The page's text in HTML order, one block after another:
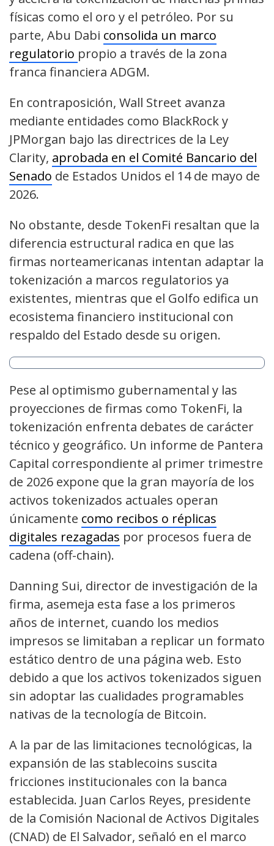
físicas como el oro y el petróleo. Por su
parte, Abu Dabi consolida un marco
regulatorio propio a través de la zona
franca financiera ADGM.
En contraposición, Wall Street avanza
mediante entidades como BlackRock y
JPMorgan bajo las directrices de la Ley
Clarity, aprobada en el Comité Bancario del
Senado de Estados Unidos el 14 de mayo de
2026.
No obstante, desde TokenFi resaltan que la
diferencia estructural radica en que las
firmas norteamericanas intentan adaptar la
tokenización a marcos regulatorios ya
existentes, mientras que el Golfo edifica un
ecosistema financiero institucional con
respaldo del Estado desde su origen.
Pese al optimismo gubernamental y las
proyecciones de firmas como TokenFi, la
tokenización enfrenta debates de carácter
técnico y geográfico. Un informe de Pantera
Capital correspondiente al primer trimestre
de 2026 expone que la gran mayoría de los
activos tokenizados actuales operan
únicamente como recibos o réplicas
digitales rezagadas por procesos fuera de
cadena (off-chain).
Danning Sui, director de investigación de la
firma, asemeja esta fase a los primeros
años de internet, cuando los medios
impresos se limitaban a replicar un formato
estático dentro de una página web. Esto
debido a que los activos tokenizados siguen
sin adoptar las cualidades programables
nativas de la tecnología de Bitcoin.
A la par de las limitaciones tecnológicas, la
expansión de las stablecoins suscita
fricciones institucionales con la banca
establecida. Juan Carlos Reyes, presidente
de la Comisión Nacional de Activos Digitales
(CNAD) de El Salvador, señaló en el marco